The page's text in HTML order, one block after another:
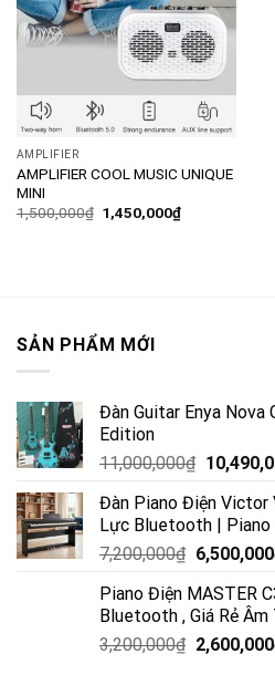
AMPLIFIER
AMPLIFIER COOL MUSIC UNIQUE
MINI
1,500,000₫ 1,450,000₫
SẢN PHẨM MỚI
Đàn Guitar Enya Nova
Edition
11,000,000₫
Đàn Piano Điện Victor
Lực Bluetooth |
7,200,000₫ 6,500,000
Piano Điện MASTER
Bluetooth , Giá Rẻ
3,200,000₫ 2,600,000